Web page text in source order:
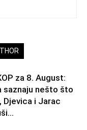
za 8. August:
saznaju nešto što
Djevica i Jarac